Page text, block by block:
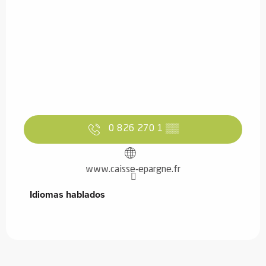
0 826 270 1 ▒▒
www.caisse-epargne.fr
Idiomas hablados
Idiomas hablados